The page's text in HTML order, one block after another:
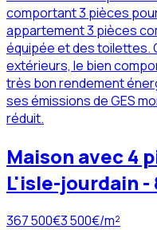
comportant 3 pièces
appartement 3 pièces
équipée et des toilettes.
extérieurs, le bien
très bon rendement
ses émissions de GES
réduit.
Maison avec 4
L'isle-jourdain -
367 500€3 500€/m²